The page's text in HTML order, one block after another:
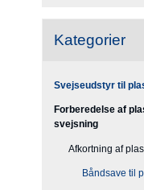
Kategorier
Svejseudstyr til
Forberedelse af
svejsning
Afkortning af
Båndsave til